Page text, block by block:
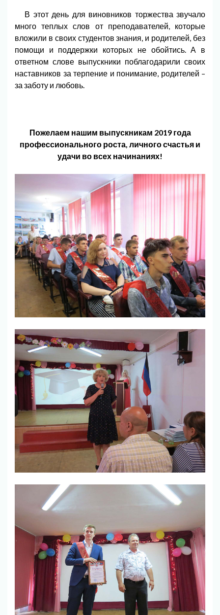
В этот день для виновников торжества звучало
много теплых слов от преподавателей, которые
вложили в своих студентов знания, и родителей, без
помощи и поддержки которых не обойтись. А в
ответном слове выпускники поблагодарили своих
наставников за терпение и понимание, родителей –
за заботу и любовь.
Пожелаем нашим выпускникам 2019 года
профессионального роста, личного счастья и
удачи во всех начинаниях!